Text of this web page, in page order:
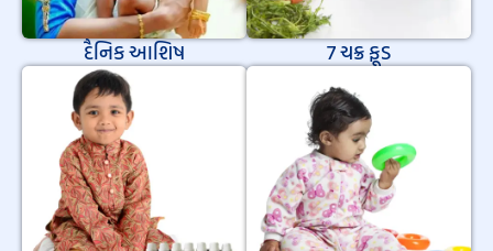
દૈનિક આશિષ 7 ચક્ર ફૂડ